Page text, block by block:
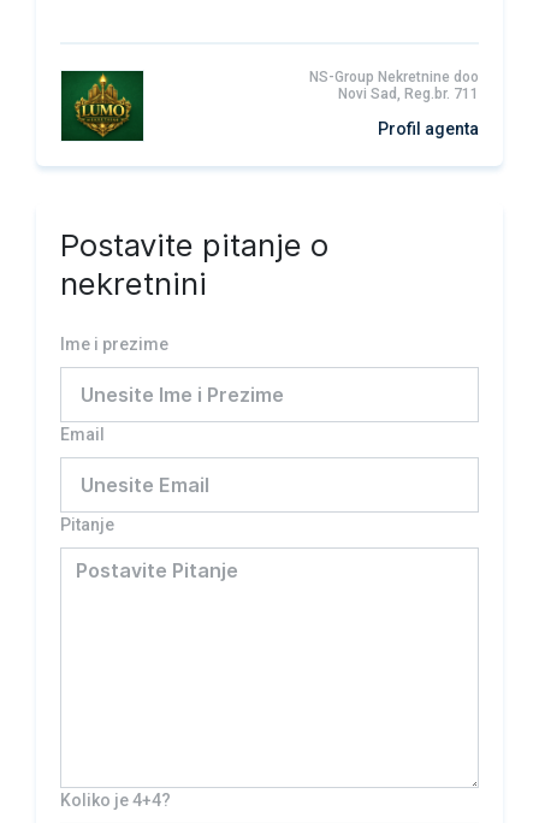
NS-Group Nekretnine doo
Novi Sad, Reg.br. 711
Profil agenta
Postavite pitanje o
nekretnini
Ime i prezime
Email
Pitanje
Koliko je 4+4?